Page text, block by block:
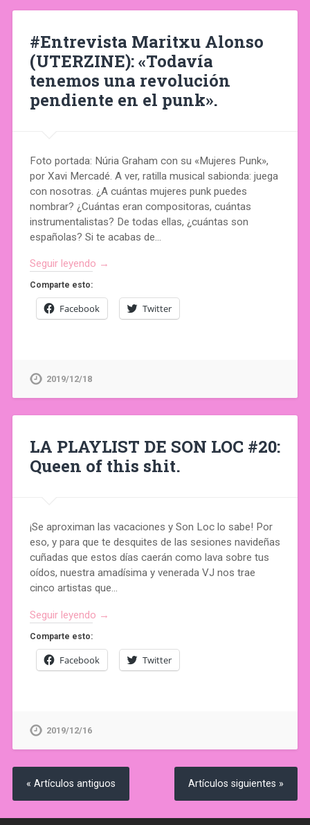
#Entrevista Maritxu Alonso
(UTERZINE): «Todavía
tenemos una revolución
pendiente en el punk».
Foto portada: Núria Graham con su «Mujeres Punk»,
por Xavi Mercadé. A ver, ratilla musical sabionda: juega
con nosotras. ¿A cuántas mujeres punk puedes
nombrar? ¿Cuántas eran compositoras, cuántas
instrumentalistas? De todas ellas, ¿cuántas son
españolas? Si te acabas de…
Seguir leyendo →
Comparte esto:
Facebook Twitter
2019/12/18
LA PLAYLIST DE SON LOC #20:
Queen of this shit.
¡Se aproximan las vacaciones y Son Loc lo sabe! Por
eso, y para que te desquites de las sesiones navideñas
cuñadas que estos días caerán como lava sobre tus
oídos, nuestra amadísima y venerada VJ nos trae
cinco artistas que…
Seguir leyendo →
Comparte esto:
Facebook Twitter
2019/12/16
« Artículos antiguos Artículos siguientes »